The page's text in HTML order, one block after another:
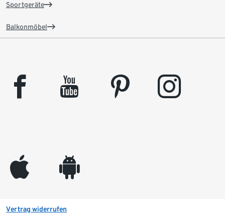
Sportgeräte
Balkonmöbel
facebook youtube pinterest instagram
appleinc android
Vertrag widerrufen